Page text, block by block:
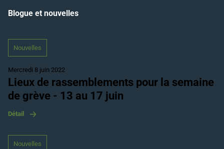
Blogue et nouvelles
Nouvelles
Mercredi 8 juin 2022
Lieux de rassemblements pour la semaine
de grève - 13 au 17 juin
Détail
Nouvelles